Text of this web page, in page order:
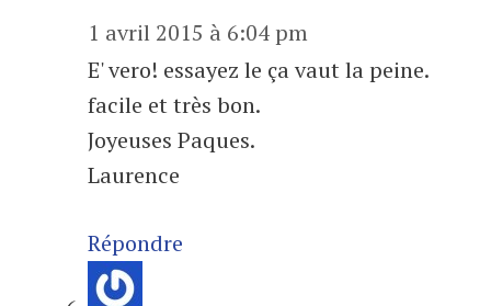
1 avril 2015 à 6:04 pm
E' vero! essayez le ça vaut la peine.
facile et très bon.
Joyeuses Paques.
Laurence
Répondre